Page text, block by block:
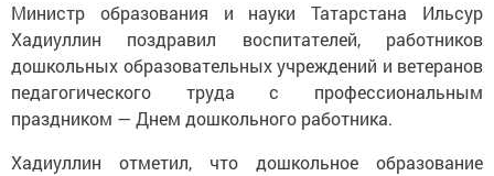
Министр образования и науки Татарстана Ильсур
Хадиуллин поздравил воспитателей, работников
дошкольных образовательных учреждений и ветеранов
педагогического труда с профессиональным
праздником — Днем дошкольного работника.
Хадиуллин отметил, что дошкольное образование